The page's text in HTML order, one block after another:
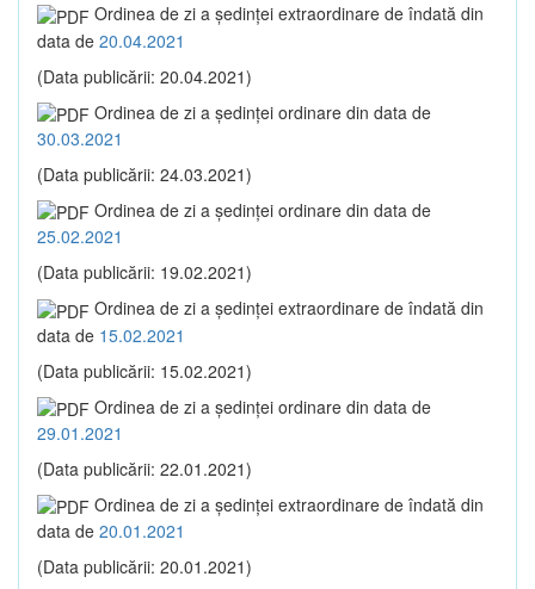
Ordinea de zi a şedinţei extraordinare de îndată din
data de 20.04.2021
(Data publicării: 20.04.2021)
Ordinea de zi a şedinţei ordinare din data de
30.03.2021
(Data publicării: 24.03.2021)
Ordinea de zi a şedinţei ordinare din data de
25.02.2021
(Data publicării: 19.02.2021)
Ordinea de zi a şedinţei extraordinare de îndată din
data de 15.02.2021
(Data publicării: 15.02.2021)
Ordinea de zi a şedinţei ordinare din data de
29.01.2021
(Data publicării: 22.01.2021)
Ordinea de zi a şedinţei extraordinare de îndată din
data de 20.01.2021
(Data publicării: 20.01.2021)